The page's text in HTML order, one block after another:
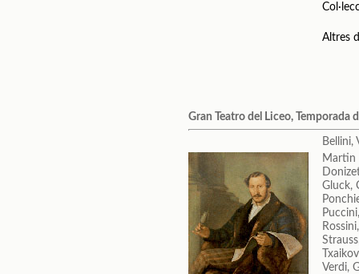
Altres
Gran Teatro del Liceo, Temporada
Bellini,
Martin
Gluck,
Verdi,